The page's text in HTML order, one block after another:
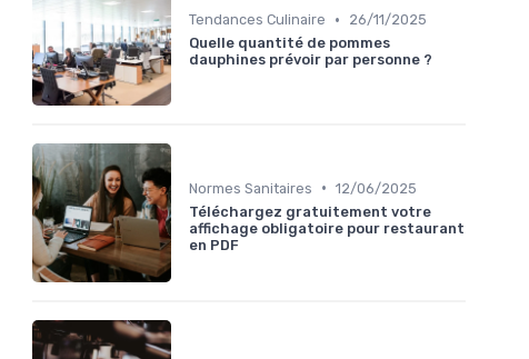
Tendances Culinaire •
26/11/2025
Quelle quantité de pommes
dauphines prévoir par personne ?
Normes Sanitaires • 12/06/2025
Téléchargez gratuitement votre
affichage obligatoire pour restaurant
en PDF